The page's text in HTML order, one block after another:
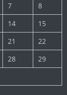
7
8
14
15
21
22
28
29